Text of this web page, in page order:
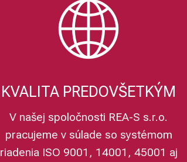
KVALITA PREDOVŠETKÝM
V našej spoločnosti REA-S s.r.o.
pracujeme v súlade so systémom
riadenia ISO 9001, 14001, 45001 aj